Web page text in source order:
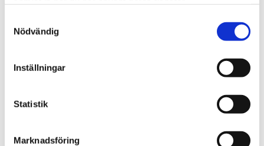
Nödvändig
Inställningar
Statistik
Marknadsföring
Beskrivning
Om varumärket
Filer